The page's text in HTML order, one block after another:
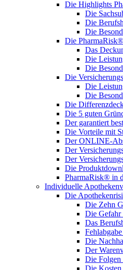
Die Highlights
Die
Die
Die
Die
Das
Die
Die
Die
Die
Die
Die
Die 5 guten
Der garantiert
Die Vorteile mit
Der ONLINE-
Der
Der
Die
PharmaRisk® in
Individuelle
Die
Die Zehn
Die Gefahr
Das
Die
Der
Die Folgen
Die Kosten